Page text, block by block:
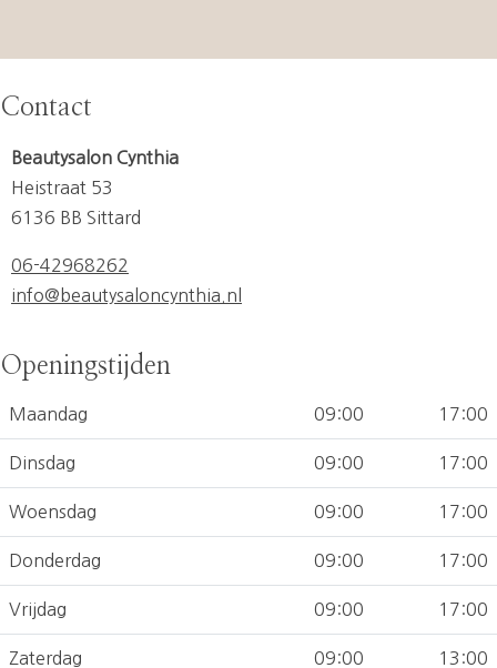
Contact
Beautysalon Cynthia
Heistraat 53
6136 BB Sittard
06-42968262
info@beautysaloncynthia.nl
Openingstijden
Maandag 09:00 17:00
Dinsdag 09:00 17:00
Woensdag 09:00 17:00
Donderdag 09:00 17:00
Vrijdag 09:00 17:00
Zaterdag 09:00 13:00